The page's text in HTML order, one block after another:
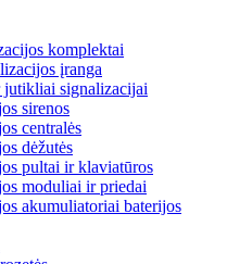
komplektai
įranga
signalizacijai
sirenos
centralės
dėžutės
pultai ir klaviatūros
moduliai ir priedai
akumuliatoriai baterijos